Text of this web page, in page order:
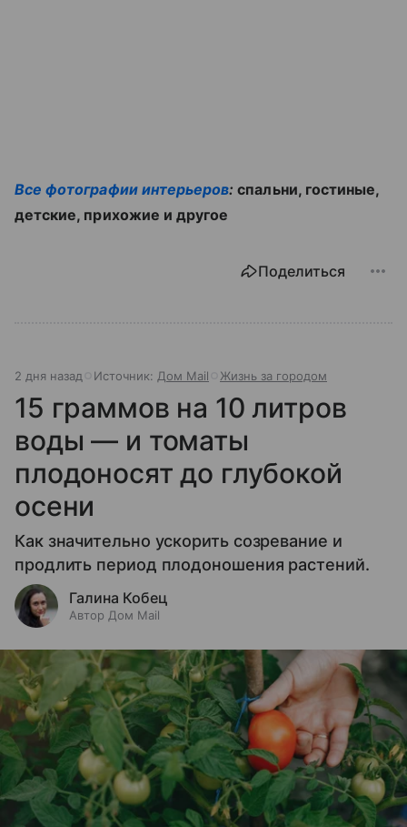
Все фотографии интерьеров:спальни, гостиные,
детские, прихожие и другое
Поделиться
2 дня назад Источник: Дом Mail Жизнь за городом
15 граммов на 10 литров
воды — и томаты
плодоносят до глубокой
осени
Как значительно ускорить созревание и
продлить период плодоношения растений.
Галина Кобец
Автор Дом Mail